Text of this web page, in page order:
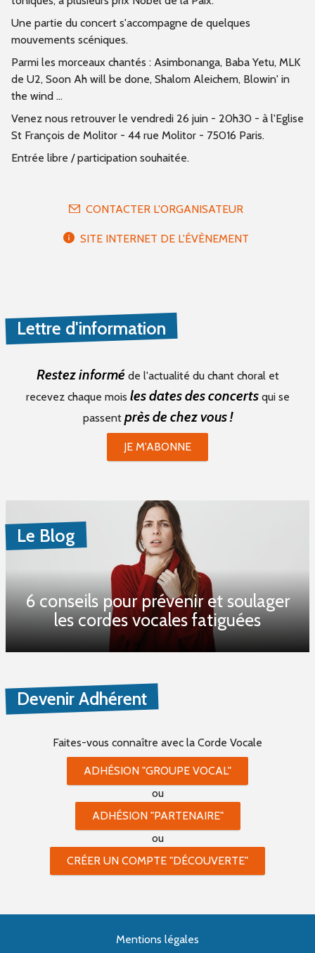
Une partie du concert s'accompagne de quelques
mouvements scéniques.
Parmi les morceaux chantés : Asimbonanga, Baba Yetu, MLK
de U2, Soon Ah will be done, Shalom Aleichem, Blowin' in
the wind ...
Venez nous retrouver le vendredi 26 juin - 20h30 - à l'Eglise
St François de Molitor - 44 rue Molitor - 75016 Paris.
Entrée libre / participation souhaitée.
CONTACTER L'ORGANISATEUR
SITE INTERNET DE L'ÉVÈNEMENT
Lettre d'information
Restez informé de l'actualité du chant choral et
recevez chaque mois les dates des concertsqui se
passent près de chez vous !
JE M'ABONNE
Le Blog
6 conseils pour prévenir et soulager
les cordes vocales fatiguées
Devenir Adhérent
Faites-vous connaître avec la Corde Vocale
ADHÉSION "GROUPE VOCAL"
ou
ADHÉSION "PARTENAIRE"
ou
CRÉER UN COMPTE "DÉCOUVERTE"
Mentions légales